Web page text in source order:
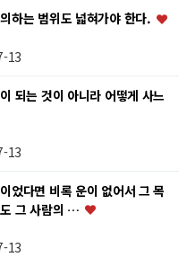
하는 범위도 넓혀가야 한다.
13
되는 것이 아니라 어떻게 사느
13
었다면 비록 운이 없어서 그 목
그 사람의 …
13